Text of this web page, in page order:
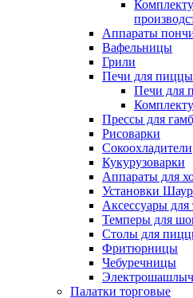
Аппараты
Вафельницы
Грили
Печи для пиццы
Печи для
Прессы для
Рисоварки
Сокоохладители
Кукурузоварки
Аппараты для
Установки
Аксессуары для
Темперы для
Столы для
Фритюрницы
Чебуречницы
Палатки торговые